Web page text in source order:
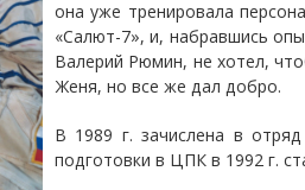
она уже тренировала
«Салют-7», и, набравшись
Валерий Рюмин, не хотел,
Женя, но все же дал добро.
В 1989 г. зачислена в
подготовки в ЦПК в 1992 г.